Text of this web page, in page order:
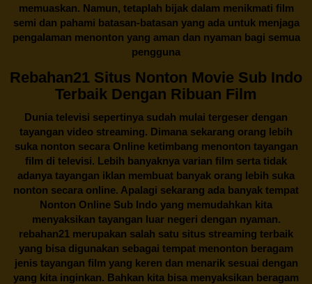
memuaskan. Namun, tetaplah bijak dalam menikmati film
semi dan pahami batasan-batasan yang ada untuk menjaga
pengalaman menonton yang aman dan nyaman bagi semua
pengguna
Rebahan21 Situs Nonton Movie Sub Indo
Terbaik Dengan Ribuan Film
Dunia televisi sepertinya sudah mulai tergeser dengan
tayangan video streaming. Dimana sekarang orang lebih
suka nonton secara Online ketimbang menonton tayangan
film di televisi. Lebih banyaknya varian film serta tidak
adanya tayangan iklan membuat banyak orang lebih suka
nonton secara online. Apalagi sekarang ada banyak tempat
Nonton Online Sub Indo yang memudahkan kita
menyaksikan tayangan luar negeri dengan nyaman.
rebahan21 merupakan salah satu situs streaming terbaik
yang bisa digunakan sebagai tempat menonton beragam
jenis tayangan film yang keren dan menarik sesuai dengan
yang kita inginkan. Bahkan kita bisa menyaksikan beragam